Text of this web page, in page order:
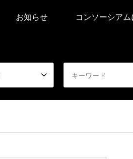
お知らせ コンソーシア